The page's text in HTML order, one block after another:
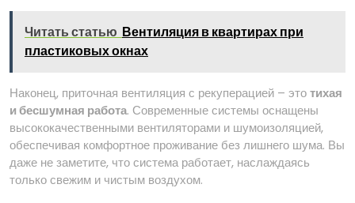
Читать статью Вентиляция в квартирах при
пластиковых окнах
Наконец, приточная вентиляция с рекуперацией – этотихая
и бесшумная работа. Современные системы оснащены
высококачественными вентиляторами и шумоизоляцией,
обеспечивая комфортное проживание без лишнего шума. Вы
даже не заметите, что система работает, наслаждаясь
только свежим и чистым воздухом.